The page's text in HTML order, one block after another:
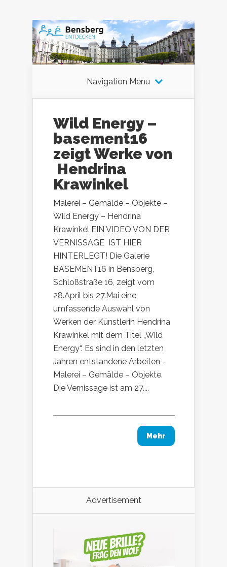
Navigation Menu
Wild Energy –
basement16
zeigt Werke von
Hendrina
Krawinkel
Malerei – Gemälde – Objekte –
Wild Energy – Hendrina
Krawinkel EIN VIDEO VON DER
VERNISSAGE IST HIER
HINTERLEGT! Die Galerie
BASEMENT16 in Bensberg,
Schloßstraße 16, zeigt vom
28.April bis 27.Mai eine
umfassende Auswahl von
Werken der Künstlerin Hendrina
Krawinkel mit dem Titel „Wild
Energy“. Es sind in den letzten
Jahren entstandene Arbeiten –
Malerei – Gemälde – Objekte.
Die Vernissage ist am 27....
Mehr
Advertisement